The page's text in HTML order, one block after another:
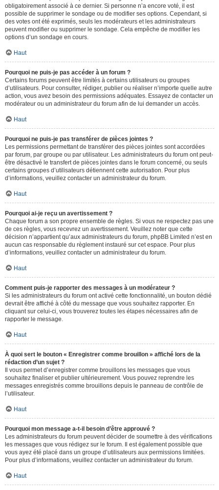
obligatoirement associé à ce dernier. Si personne n’a encore voté, il est
possible de supprimer le sondage ou de modifier ses options. Cependant, si
des votes ont été exprimés, seuls les modérateurs et les administrateurs
peuvent modifier ou supprimer le sondage. Cela empêche de modifier les
options d’un sondage en cours.
Haut
Pourquoi ne puis-je pas accéder à un forum ?
Certains forums peuvent être limités à certains utilisateurs ou groupes
d’utilisateurs. Pour consulter, rédiger, publier ou réaliser n’importe quelle autre
action, vous avez besoin des permissions adéquates. Essayez de contacter un
modérateur ou un administrateur du forum afin de lui demander un accès.
Haut
Pourquoi ne puis-je pas transférer de pièces jointes ?
Les permissions permettant de transférer des pièces jointes sont accordées
par forum, par groupe ou par utilisateur. Les administrateurs du forum ont peut-
être désactivé le transfert de pièces jointes dans le forum concerné, ou seuls
certains groupes d’utilisateurs détiennent cette autorisation. Pour plus
d’informations, veuillez contacter un administrateur du forum.
Haut
Pourquoi ai-je reçu un avertissement ?
Chaque forum a son propre ensemble de règles. Si vous ne respectez pas une
de ces règles, vous recevrez un avertissement. Veuillez noter que cette
décision n’appartient qu’aux administrateurs du forum, phpBB Limited n’est en
aucun cas responsable du règlement instauré sur cet espace. Pour plus
d’informations, veuillez contacter un administrateur du forum.
Haut
Comment puis-je rapporter des messages à un modérateur ?
Si les administrateurs du forum ont activé cette fonctionnalité, un bouton dédié
devrait être affiché à côté du message que vous souhaitez rapporter. En
cliquant sur celui-ci, vous trouverez toutes les étapes nécessaires afin de
rapporter le message.
Haut
À quoi sert le bouton « Enregistrer comme brouillon » affiché lors de la
rédaction d’un sujet ?
Il vous permet d’enregistrer comme brouillons les messages que vous
souhaitez finaliser et publier ultérieurement. Vous pouvez reprendre les
messages enregistrés comme brouillons depuis le panneau de contrôle de
l’utilisateur.
Haut
Pourquoi mon message a-t-il besoin d’être approuvé ?
Les administrateurs du forum peuvent décider de soumettre à des vérifications
les messages que vous rédigez sur le forum. Il est également possible que
vous ayez été placé dans un groupe d’utilisateurs aux permissions limitées.
Pour plus d’informations, veuillez contacter un administrateur du forum.
Haut